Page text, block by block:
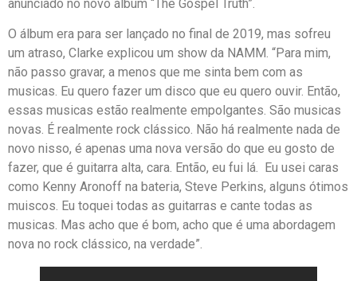
anunciado no novo álbum “The Gospel Truth”.
O álbum era para ser lançado no final de 2019, mas sofreu
um atraso, Clarke explicou um show da NAMM. “Para mim,
não passo gravar, a menos que me sinta bem com as
musicas. Eu quero fazer um disco que eu quero ouvir. Então,
essas musicas estão realmente empolgantes. São musicas
novas. É realmente rock clássico. Não há realmente nada de
novo nisso, é apenas uma nova versão do que eu gosto de
fazer, que é guitarra alta, cara. Então, eu fui lá. Eu usei caras
como Kenny Aronoff na bateria, Steve Perkins, alguns ótimos
muiscos. Eu toquei todas as guitarras e cante todas as
musicas. Mas acho que é bom, acho que é uma abordagem
nova no rock clássico, na verdade”.